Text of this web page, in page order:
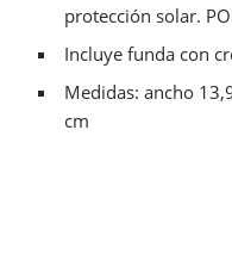
protección solar.
Incluye funda con
Medidas: ancho
cm